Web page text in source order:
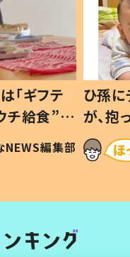
「ギフテ
チ給食”を
令和の親
NEWS編集部
ひ孫
が、
「涙が
い」